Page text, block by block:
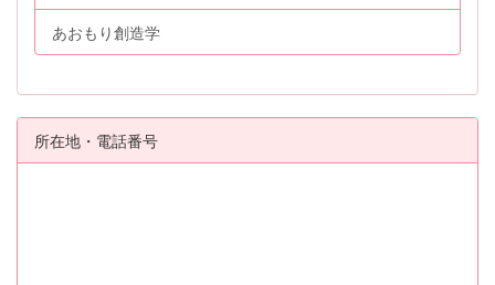
あおもり創造学
所在地・電話番号